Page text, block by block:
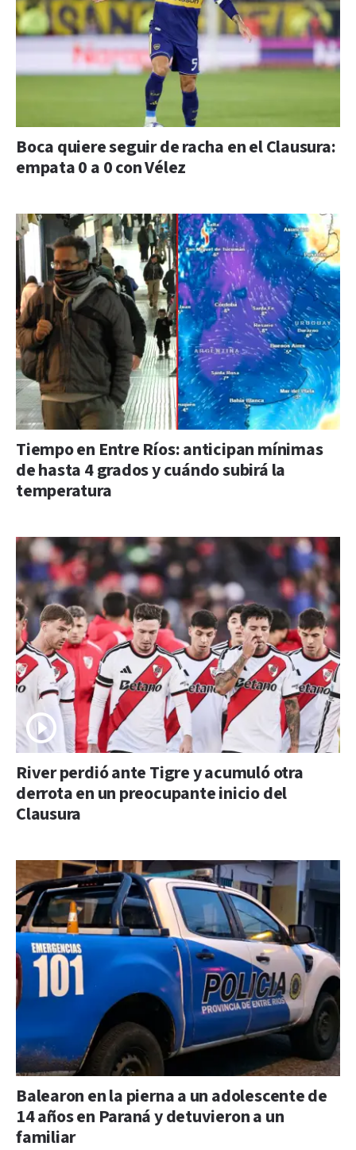
Boca quiere seguir de racha en el Clausura:
empata 0 a 0 con Vélez
Tiempo en Entre Ríos: anticipan mínimas
de hasta 4 grados y cuándo subirá la
temperatura
River perdió ante Tigre y acumuló otra
derrota en un preocupante inicio del
Clausura
Balearon en la pierna a un adolescente de
14 años en Paraná y detuvieron a un
familiar